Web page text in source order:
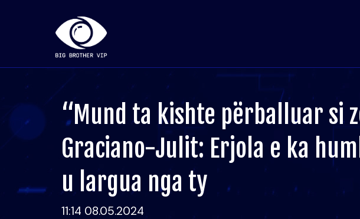
“Mund ta kishte përballuar si
Graciano-Julit: Erjola e ka
u largua nga ty
11:14 08.05.2024